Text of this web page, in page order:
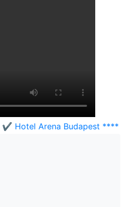
✔️ Hotel Arena Budapest ****